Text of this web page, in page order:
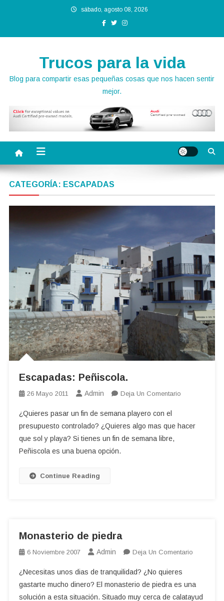
sábado, agosto 08, 2026
Trucos para la vida
Blog para compartir esas pequeñas cosas que nos hacen sentir
mejor.
CATEGORÍA: ESCAPADAS
Escapadas: Peñiscola.
26 Mayo 2011 Admin Deja Un ComentarioEn
¿Quieres pasar un fin de semana playero con el
presupuesto controlado? ¿Quieres algo mas que hacer
que sol y playa? Si tienes un fin de semana libre,
Peñiscola es una buena opción.
Continue Reading
Monasterio de piedra
6 Noviembre 2007 Admin Deja Un ComentarioEn
Piedra
¿Necesitas unos dias de tranquilidad? ¿No quieres
gastarte mucho dinero? El monasterio de piedra es una
solución a esta situación. Situado muy cerca de calatayud